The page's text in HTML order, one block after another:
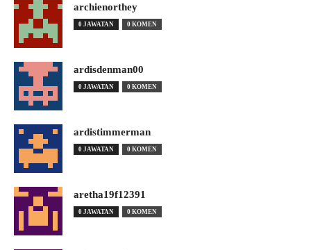
archienorthey
0 JAWATAN 0 KOMEN
ardisdenman00
0 JAWATAN 0 KOMEN
ardistimmerman
0 JAWATAN 0 KOMEN
aretha19f12391
0 JAWATAN 0 KOMEN